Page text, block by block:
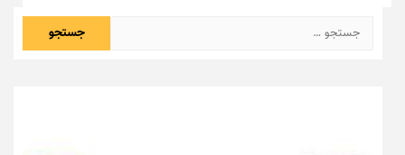
جستجو
برای: